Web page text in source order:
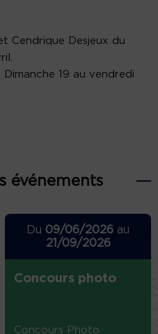
Cendrique Desjeux du
Dimanche 19 au vendredi
événements
Du 09/06/2026 au
21/09/2026
Concours photo
Concours Photo